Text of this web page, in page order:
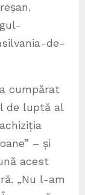
de-
cumpărat
de luptă al
– și
acest
„Nu l-am